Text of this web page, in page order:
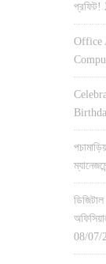
প্রফিট!
Office
08/07/